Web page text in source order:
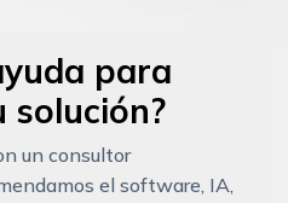
para
un consultor
el software, IA,